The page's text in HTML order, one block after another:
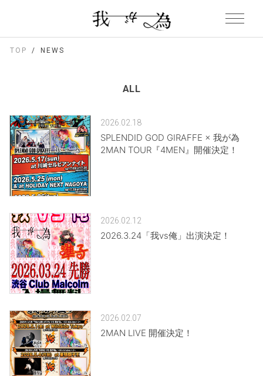
TOP NEWS
ALL
2026.02.18
SPLENDID GOD GIRAFFE × 我が為
2MAN TOUR『4MEN』開催決定！
2026.02.12
2026.3.24「我vs俺」出演決定！
2026.02.07
2MAN LIVE 開催決定！